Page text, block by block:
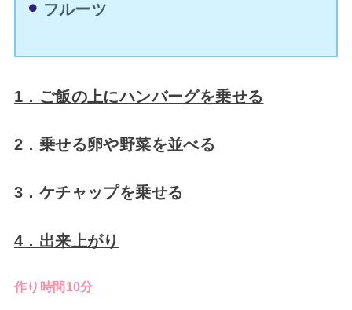
フルーツ
1．ご飯の上にハンバーグを乗せる
2．乗せる卵や野菜を並べる
3．ケチャップを乗せる
4．出来上がり
作り時間10分